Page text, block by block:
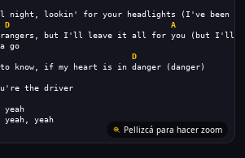
night, lookin' for your headlights (I've been
D
A
but I'll leave it all for you (but I'll
go
D
know, if my heart is in danger (danger)
the driver
yeah
yeah
Pellizcá para hacer zoom